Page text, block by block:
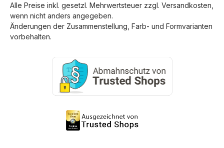
Alle Preise inkl. gesetzl. Mehrwertsteuer zzgl. Versandkosten
wenn nicht anders angegeben.
Änderungen der Zusammenstellung, Farb- und Formvarianten
vorbehalten.